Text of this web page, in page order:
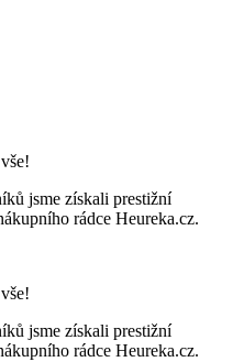
jsme získali prestižní
rádce Heureka.cz.
jsme získali prestižní
rádce Heureka.cz.